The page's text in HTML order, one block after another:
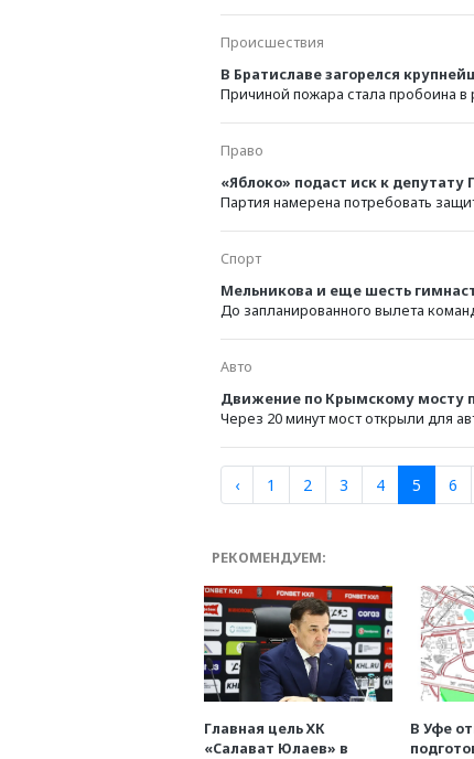
Происшествия
В Братиславе загорелся
Причиной пожара стала пробоина в
Право
«Яблоко» подаст иск к
Партия намерена потребовать
Спорт
Мельникова и еще шесть
До запланированного вылета
Авто
Движение по Крымскому мосту
Через 20 минут мост открыли для
‹ 1 2 3 4 5 6
РЕКОМЕНДУЕМ:
Главная цель ХК
«Салават Юлаев» в
В Уфе